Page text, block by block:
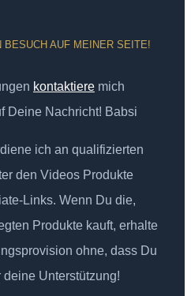
AUF MEINER SEITE!
kontaktiere mich
Deine Nachricht! Babsi
ich an qualifizierten
den Videos Produkte
Links. Wenn Du die,
Produkte kauft, erhalte
ohne, dass Du
Unterstützung!